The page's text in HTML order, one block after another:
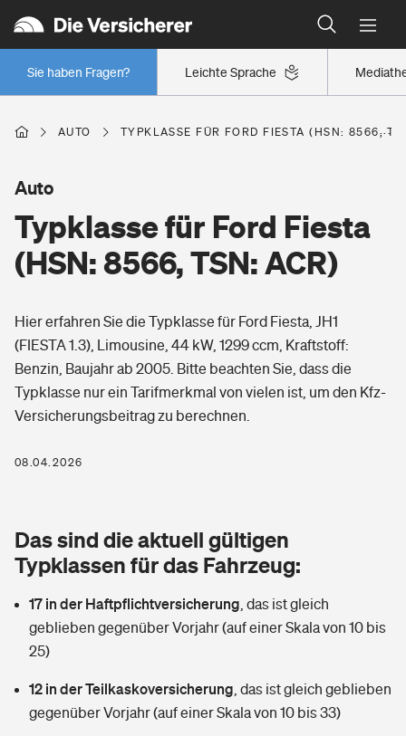
Leichte Sprache
Sie haben Fragen?
Wer versichert was: Jetzt Versicherer finden
Regionalklassen: So ist Ihre Region eingestuft
Wer versichert was: Jetzt Versicherer finden
Berufsunfähigkeitsversicherung
Erwerbsunfähigkeitsversicherung
Grundfähigkeitsversicherung
Arbeitsrechtsschutz
Berufshaftpflichtversicherung
Zur Übersicht
Tools
Wer versichert was: Jetzt Versicherer finden
Sie haben Fragen?
Wohnen
Elementarversicherung
Glasversicherung
Mietkautionsversicherung
Restkreditversicherung
Freizeit
Pri­vate Haft­pflicht­
Kinderunfall­ver­si­che­rung
Kinderinvalidität
Hundehalter-Haftpflicht
Gesundheit
Private Krankenversicherung
Dread-Disease-Versicherung
Tierkrankenversicherung
Zur Übersicht
Tools
AUTO TYPKLASSE FÜR FORD FIESTA (HSN: 8566,
Typklasse für Ford Fiesta
(HSN: 8566, TSN: ACR)
Auto
Hier erfahren Sie die Typklasse für Ford Fiesta, JH1
(FIESTA 1.3), Limousine, 44 kW, 1299 ccm, Kraftstoff:
Benzin, Baujahr ab 2005. Bitte beachten Sie, dass die
Typklasse nur ein Tarifmerkmal von vielen ist, um den Kfz-
Versicherungsbeitrag zu berechnen.
08.04.2026
Das sind die aktuell gültigen
Typklassen für das Fahrzeug:
17 in der Haftpflichtversicherung das ist gleich
geblieben gegenüber Vorjahr (auf einer Skala von 10 bis
25)
12 in der Teilkaskoversicherung das ist gleich geblieben
gegenüber Vorjahr (auf einer Skala von 10 bis 33)